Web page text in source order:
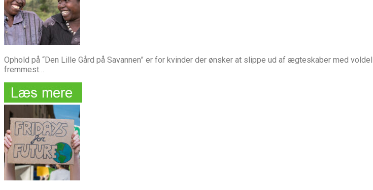
Ophold på “Den Lille Gård på Savannen” er for kvinder der ønsker at slippe ud af ægteskaber med
fremmest…